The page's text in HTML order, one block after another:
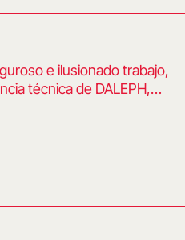
e ilusionado trabajo,
técnica de DALEPH,…